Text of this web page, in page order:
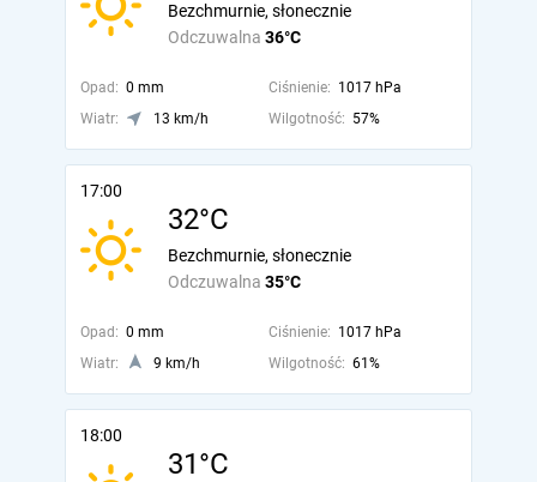
Odczuwalna 36°C
Bezchmurnie, słonecznie
Opad: 0 mm Ciśnienie: 1017 hPa
Wiatr:
13 km/h Wilgotność: 57%
17:00
32°C
Odczuwalna 35°C
Bezchmurnie, słonecznie
Opad: 0 mm Ciśnienie: 1017 hPa
Wiatr:
9 km/h Wilgotność: 61%
18:00
31°C